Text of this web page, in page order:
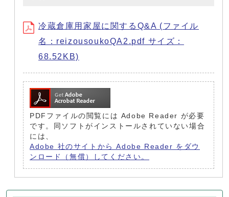
冷蔵倉庫用家屋に関するQ&A (ファイル
名：reizousoukoQA2.pdf サイズ：
68.52KB)
PDFファイルの閲覧には Adobe Reader が必要
です。同ソフトがインストールされていない場合
には、
Adobe 社のサイトから Adobe Reader をダウ
ンロード（無償）してください。